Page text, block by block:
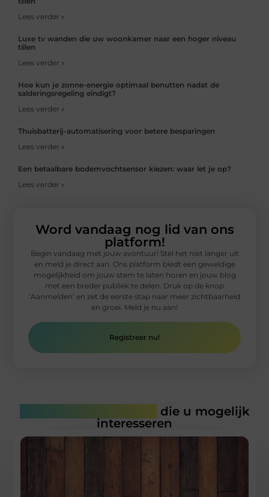
Lees verder »
Luxe tv wanden die uw woonkamer naar een hoger niveau
tillen
Lees verder »
Hoe kun je zonne-energie optimaal benutten nadat de
salderingsregeling eindigt?
Lees verder »
Thuisbatterij-automatisering voor betere besparingen
Lees verder »
Een betaalbare bodemvochtsensor kiezen: waar let je op?
Lees verder »
Word vandaag nog lid van ons
platform!
Begin vandaag met jouw avontuur! Stel het niet langer uit
en meld je direct aan. Ons platform biedt een geweldige
mogelijkheid om jouw stem te laten horen en jouw blog
met een breder publiek te delen. Druk op de knop
‘Aanmelden’ en zet de eerste stap naar meer zichtbaarheid
en groei. Meld je nu aan!
Registreer nu!
die u mogelijk
interesseren